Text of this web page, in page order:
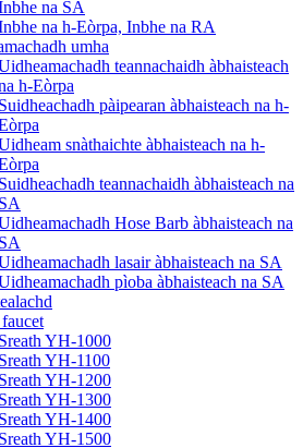
na SA
na h-Eòrpa, Inbhe na RA
umha
teannachaidh àbhaisteach
h-Eòrpa
Suidheachadh pàipearan àbhaisteach na h-
snàthaichte àbhaisteach na h-
Suidheachadh teannachaidh àbhaisteach na
SA
Hose Barb àbhaisteach na
SA
lasair àbhaisteach na SA
pìoba àbhaisteach na SA
Sreath YH-1000
Sreath YH-1100
Sreath YH-1200
Sreath YH-1300
Sreath YH-1400
Sreath YH-1500